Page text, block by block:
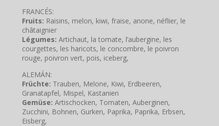
FRANCÉS:
Fruits: Raisins, melon, kiwi, fraise, anone, néflier, le
châtaignier
Légumes: Artichaut, la tomate, l’aubergine, les
courgettes, les haricots, le concombre, le poivron
rouge, poivron vert, pois, iceberg,
ALEMÁN:
Früchte: Trauben, Melone, Kiwi, Erdbeeren,
Granatapfel, Mispel, Kastanien
Gemüse: Artischocken, Tomaten, Auberginen,
Zucchini, Bohnen, Gurken, Paprika, Paprika, Erbsen,
Eisberg,